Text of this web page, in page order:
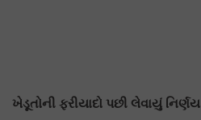
ખેડૂતોની ફરીયાદો પછી લેવાયું નિર્ણય